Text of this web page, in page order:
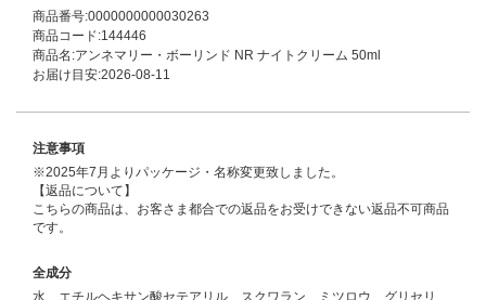
商品番号:0000000000030263
商品コード:144446
商品名:アンネマリー・ボーリンド NR ナイトクリーム 50ml
お届け目安:2026-08-11
注意事項
※2025年7月よりパッケージ・名称変更致しました。
【返品について】
こちらの商品は、お客さま都合での返品をお受けできない返品不可商品
です。
全成分
水、エチルヘキサン酸セテアリル、スクワラン、ミツロウ、グリセリ